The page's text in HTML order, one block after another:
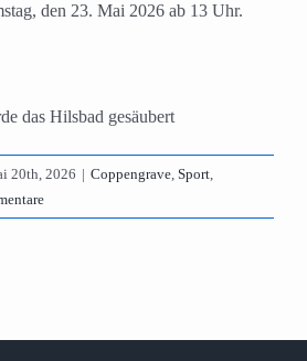
den 23. Mai 2026 ab 13 Uhr.
das Hilsbad gesäubert
20th, 2026 | Coppengrave, Sport,